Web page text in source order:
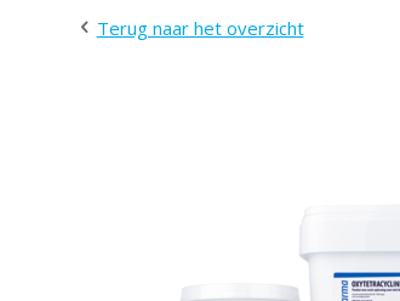
Terug naar het overzicht